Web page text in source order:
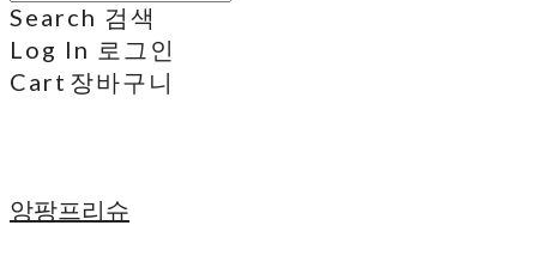
Search 검색
Log In 로그인
Cart 장바구니
앙팡프리슈